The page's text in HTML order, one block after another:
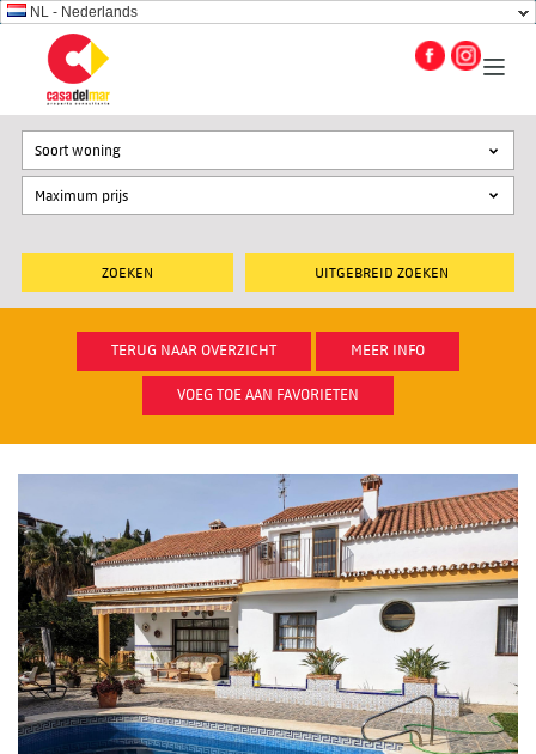
NL - Nederlands
UITGEBREID ZOEKEN
Soort woning
TERUG NAAR OVERZICHT MEER INFO
VOEG TOE AAN FAVORIETEN